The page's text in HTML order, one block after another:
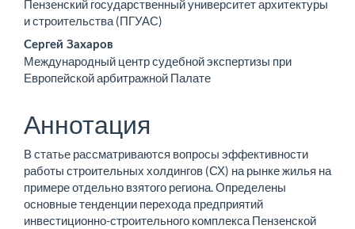
Пензенский государственный университет архитектуры
и строительства (ПГУАС)
Сергей Захаров
Международный центр судебной экспертизы при
Европейской арбитражной Палате
Аннотация
В статье рассматриваются вопросы эффективности
работы строительных холдингов (СХ) на рынке жилья на
примере от­дельно взятого региона. Определены
основные тенденции пе­рехода предприятий
инвестиционно-строительного комплекса Пензенской